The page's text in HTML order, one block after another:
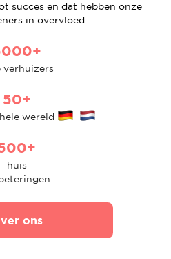
succes en dat hebben onze
in overvloed
verhuizers
50+
wereld
huis
ons